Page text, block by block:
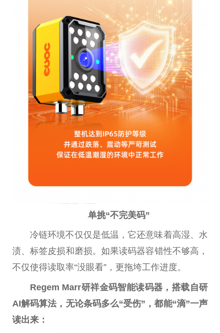
单挑“不完美码”
冷链环境不仅仅是低温，它还意味着高湿、水
渍、标签皮损和磨损。如果读码器容错性不够高，
不仅使得读取率“没眼看”，更拖垮工作进度。
Regem Marr研祥金码智能读码器，搭载自研
AI解码算法，无论条码多么“受伤”，都能“滴”一声
读出来：